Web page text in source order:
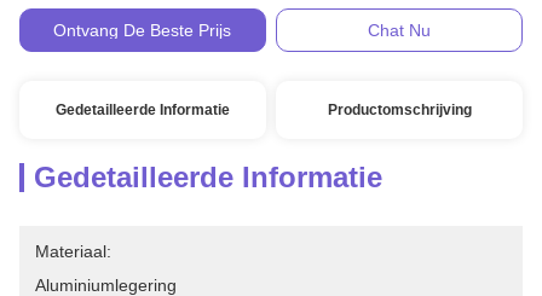
Ontvang De Beste Prijs Chat Nu
Gedetailleerde Informatie Productomschrijving
Gedetailleerde Informatie
Materiaal:
Aluminiumlegering